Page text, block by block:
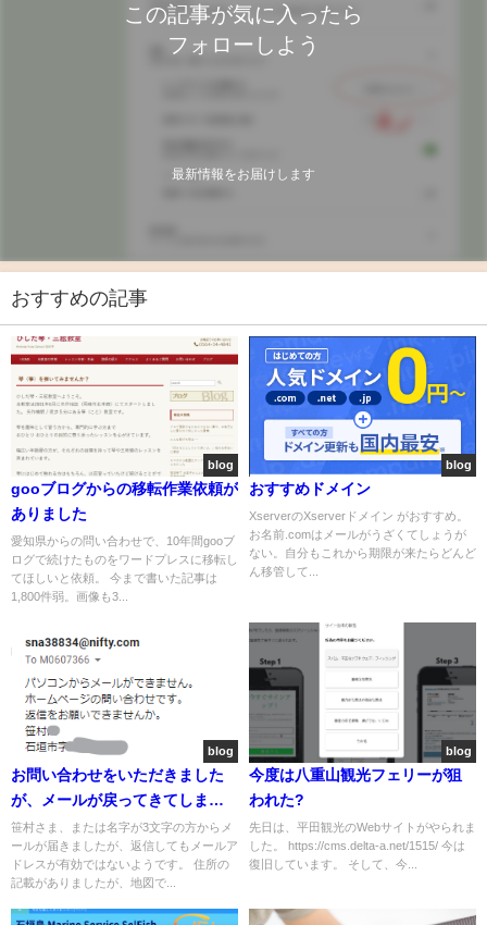
この記事が気に入ったら
フォローしよう
最新情報をお届けします
おすすめの記事
blog
gooブログからの移転作業依頼が
ありました
愛知県からの問い合わせで、10年間gooブ
ログで続けたものをワードプレスに移転し
てほしいと依頼。 今まで書いた記事は
1,800件弱。画像も3...
blog
おすすめドメイン
XserverのXserverドメイン がおすすめ。
お名前.comはメールがうざくてしょうが
ない。自分もこれから期限が来たらどんど
ん移管して...
blog
お問い合わせをいただきました
が、メールが戻ってきてしまい
ます
笹村さま、または名字が3文字の方からメ
ールが届きましたが、返信してもメールア
ドレスが有効ではないようです。 住所の
記載がありましたが、地図で...
blog
今度は八重山観光フェリーが狙
われた?
先日は、平田観光のWebサイトがやられま
した。 https://cms.delta-a.net/1515/ 今は
復旧しています。 そして、今...